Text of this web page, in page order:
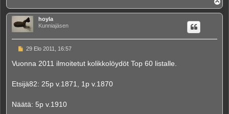
l
ö
hoyla
Kunniajäsen
V
e
i
29 Elo 2011, 16:57
Vuonna 2011 ilmoitetut kolikkolöydöt Top 60 listalle.
Etsijä82: 25p v.1871, 1p v.1870
Näätä: 5p v.1910